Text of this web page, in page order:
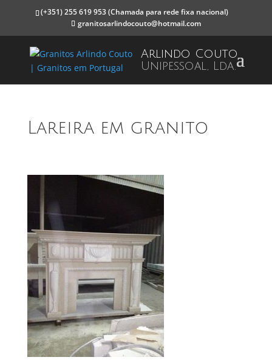
(+351) 255 619 953(Chamada para rede fixa nacional)
granitosarlindocouto@hotmail.com
Arlindo Couto
Unipessoal, Lda.
Lareira em granito